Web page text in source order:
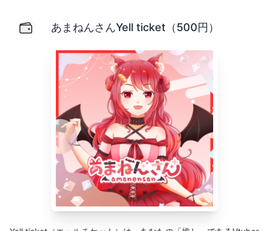
あまねんさんYell ticket（500円）